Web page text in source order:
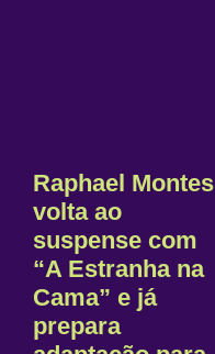
Raphael Montes
volta ao
suspense com
“A Estranha na
Cama” e já
prepara